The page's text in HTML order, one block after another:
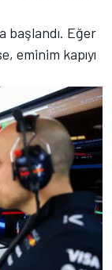
başlandı. Eğer
eminim kapıyı